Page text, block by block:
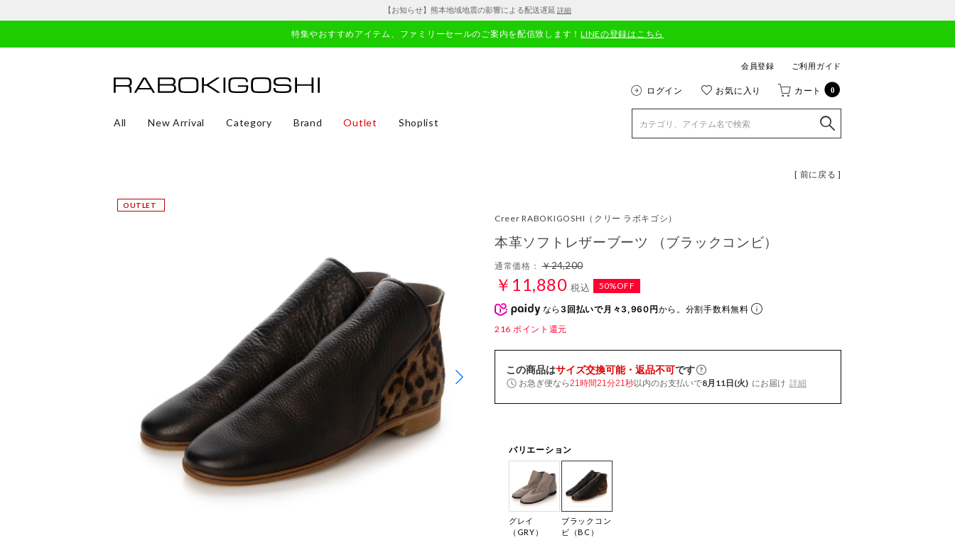
【お知らせ】熊本地域地震の影響による配送遅延 詳細
特集やおすすめアイテム、ファミリーセールのご案内を配信致します！LINEの登録はこちら
会員登録 ご利用ガイド
ログイン お気に入り カート 0
All New Arrival Category Brand Outlet Shoplist
[ 前に戻る ]
Creer RABOKIGOSHI （クリー ラボキゴシ）
本革ソフトレザーブーツ （ブラックコンビ）
通常価格：￥24,200
￥11,880 税込 50%OFF
なら 3回払いで月々3,960円から。分割手数料無料
216 ポイント還元
この商品はサイズ交換可能・返品不可です
お急ぎ便なら21時間21分20秒以内のお支払いで8月11日(火) にお届け 詳細
バリエーション
グレイ
（GRY）
ブラックコン
ビ（BC）